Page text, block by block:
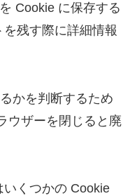
Cookie に保存する
残す際に詳細情報
かを判断するため
ウザーを閉じると廃
くつかの Cookie